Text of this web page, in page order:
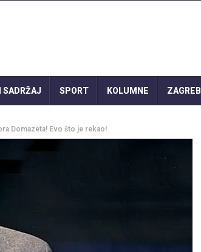
SADRŽAJ SPORT KOLUMNE ZAGREB
Domazeta! Evo što je rekao!